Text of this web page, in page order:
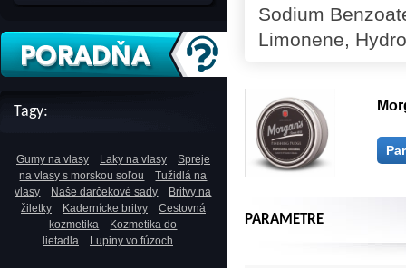
Tagy:
Gumy na vlasy Laky na vlasy
Spreje
na vlasy s morskou soľou
Tužidlá na
vlasy
Naše darčekové sady
Britvy na
žiletky
Kadernícke britvy
Cestovná
kozmetika
Kozmetika do
lietadla
Lupiny vo fúzoch
Sodium
Limonene,
PARAMETRE